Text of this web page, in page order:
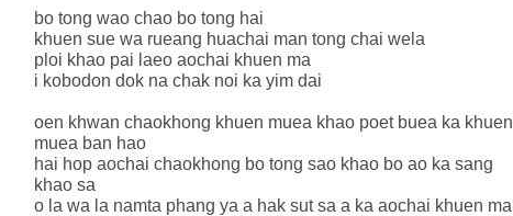
bo tong wao chao bo tong hai
khuen sue wa rueang huachai man tong chai wela
ploi khao pai laeo aochai khuen ma
i kobodon dok na chak noi ka yim dai
oen khwan chaokhong khuen muea khao poet buea ka khuen
muea ban hao
hai hop aochai chaokhong bo tong sao khao bo ao ka sang
khao sa
o la wa la namta phang ya a hak sut sa a ka aochai khuen ma